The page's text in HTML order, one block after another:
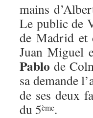
mains
Le public de
de Madrid et
Juan Miguel
Pablo de
sa demande
de ses deux
du 5ème.